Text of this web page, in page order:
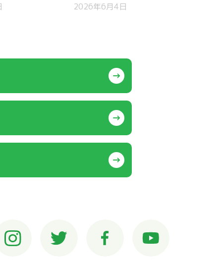
2026年6月4日